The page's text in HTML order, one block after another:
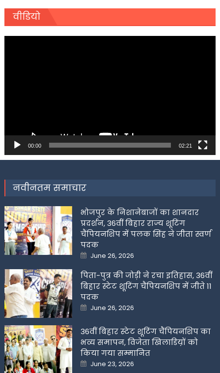
वीडियो
00:00 02:21
नवीनतम समाचार
भोजपुर के निशानेबाजों का शानदार
प्रदर्शन, 36वीं बिहार राज्य शूटिंग
चैंपियनशिप में पलक सिंह ने जीता स्वर्ण
पदक
Posted
on
June 26, 2026
पिता-पुत्र की जोड़ी ने रचा इतिहास, 36वीं
बिहार स्टेट शूटिंग चैंपियनशिप में जीते 11
पदक
Posted
on
June 26, 2026
36वीं बिहार स्टेट शूटिंग चैंपियनशिप का
भव्य समापन, विजेता खिलाडिय़ों को
किया गया सम्मानित
Posted
on
June 23, 2026